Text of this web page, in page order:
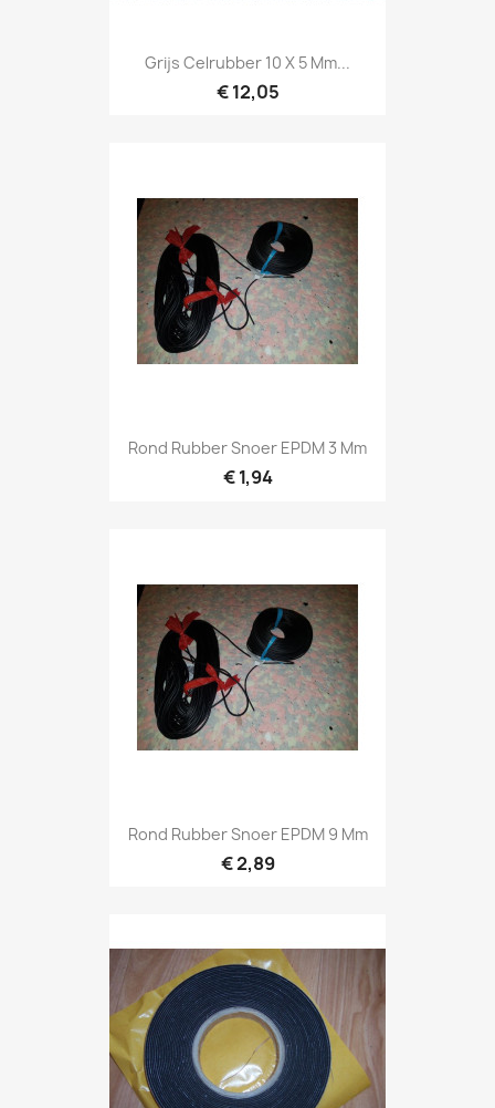
Grijs Celrubber 10 X 5 Mm...
€ 12,05
Rond Rubber Snoer EPDM 3 Mm
€ 1,94
Rond Rubber Snoer EPDM 9 Mm
€ 2,89